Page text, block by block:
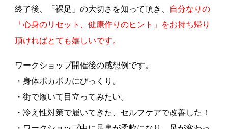
終了後、「裸足」の大切さを知って頂き、 自分なりの
「心身のリセット、健康作りのヒント」をお持ち帰り
頂ければとても嬉しいです。
ワークショップ開催後の感想例です。
・身体ポカポカにびっくり。
・街で履いて目立ってみたい。
・冷え性対策で履いてきた、セルフケアで改善した！